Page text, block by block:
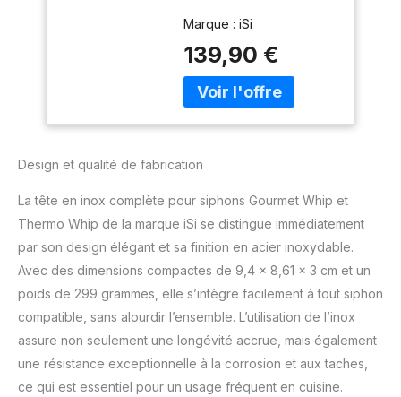
Whip et Thermo
Whip
Marque : iSi
139,90 €
Design et qualité de fabrication
La tête en inox complète pour siphons Gourmet Whip et
Thermo Whip de la marque iSi se distingue immédiatement
par son design élégant et sa finition en acier inoxydable.
Avec des dimensions compactes de 9,4 x 8,61 x 3 cm et un
poids de 299 grammes, elle s’intègre facilement à tout siphon
compatible, sans alourdir l’ensemble. L’utilisation de l’inox
assure non seulement une longévité accrue, mais également
une résistance exceptionnelle à la corrosion et aux taches,
ce qui est essentiel pour un usage fréquent en cuisine.